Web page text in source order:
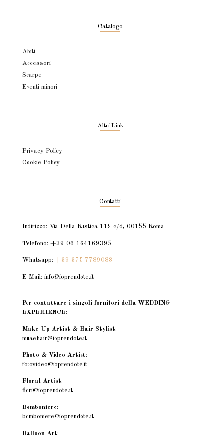
Catalogo
Abiti
Accessori
Scarpe
Eventi minori
Altri Link
Privacy Policy
Cookie Policy
Contatti
Indirizzo: Via Della Rustica 119 c/d, 00155 Roma
Telefono: +39 06 164169395
Whatsapp: +39 375 7789088
E-Mail: info@ioprendote.it
Per contattare i singoli fornitori della WEDDING
EXPERIENCE:
Make Up Artist & Hair Stylist:
muaehair@ioprendote.it
Photo & Video Artist:
fotovideo@ioprendote.it
Floral Artist:
fiori@ioprendote.it
Bomboniere:
bomboniere@ioprendote.it
Balloon Art: